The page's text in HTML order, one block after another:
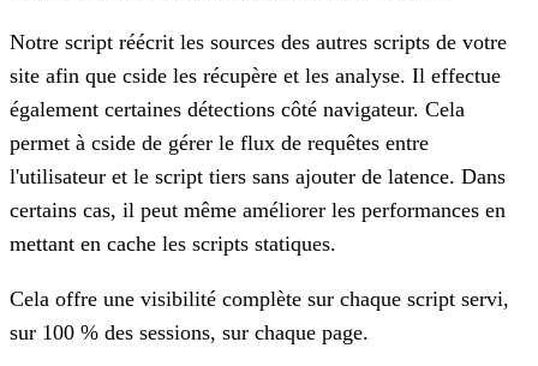
Notre script réécrit les sources des autres scripts de votre
site afin que cside les récupère et les analyse. Il effectue
également certaines détections côté navigateur. Cela
permet à cside de gérer le flux de requêtes entre
l'utilisateur et le script tiers sans ajouter de latence. Dans
certains cas, il peut même améliorer les performances en
mettant en cache les scripts statiques.
Cela offre une visibilité complète sur chaque script servi,
sur 100 % des sessions, sur chaque page.